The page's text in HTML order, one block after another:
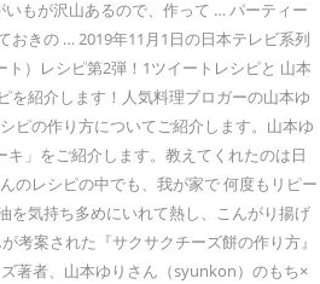
もが沢山あるので、作って … パーティー
おきの … 2019年11月1日の日本テレビ系列
）レシピ第2弾！1ツイートレシピと 山本
を紹介します！人気料理ブロガーの山本ゆ
ピの作り方についてご紹介します。山本ゆ
」をご紹介します。教えてくれたのは日
のレシピの中でも、我が家で 何度もリピー
を気持ち多めにいれて熱し、こんがり揚げ
考案された『サクサクチーズ餅の作り方』
著者、山本ゆりさん（syunkon）のもち×